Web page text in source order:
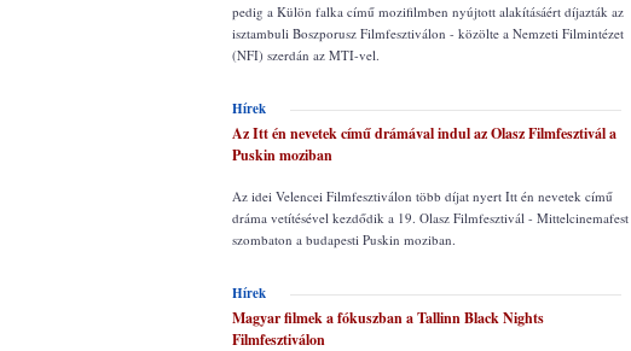
pedig a Külön falka című mozifilmben nyújtott alakításáért díjazták az
isztambuli Boszporusz Filmfesztiválon - közölte a Nemzeti Filmintézet
(NFI) szerdán az MTI-vel.
Hírek
Az Itt én nevetek című drámával indul az Olasz Filmfesztivál a
Puskin moziban
Az idei Velencei Filmfesztiválon több díjat nyert Itt én nevetek című
dráma vetítésével kezdődik a 19. Olasz Filmfesztivál - Mittelcinemafest
szombaton a budapesti Puskin moziban.
Hírek
Magyar filmek a fókuszban a Tallinn Black Nights
Filmfesztiválon